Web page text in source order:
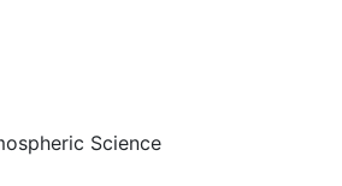
Science